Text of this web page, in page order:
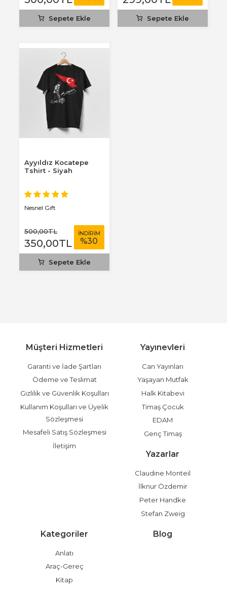
Sepete Ekle Sepete Ekle
Ayyıldız Kocatepe
Tshirt - Siyah
Nesnel Gift
500,00TL
350,00TL
İNDİRİM
%30
Sepete Ekle
Müşteri Hizmetleri
Garanti ve İade Şartları
Ödeme ve Teslimat
Gizlilik ve Güvenlik Koşulları
Kullanım Koşulları ve Üyelik
Sözleşmesi
Mesafeli Satış Sözleşmesi
İletişim
Yayınevleri
Can Yayınları
Yaşayan Mutfak
Halk Kitabevi
Timaş Çocuk
EDAM
Genç Timaş
Yazarlar
Claudine Monteil
İlknur Özdemir
Peter Handke
Stefan Zweig
Kategoriler
Anlatı
Araç-Gereç
Kitap
Blog